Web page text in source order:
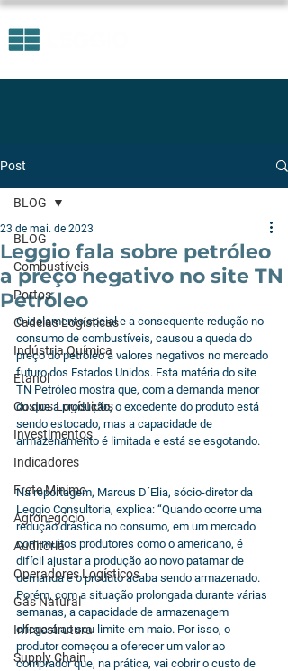
Post
BLOG
Combustíveis
Portos
Cadeias Logísticas
Indústria Química
Etanol
Custos Logísticos
Investimentos
Indicadores
Frete Mínimo
Agronegócio
Auditoria
Operadores Logísticos
Gás Natural
Infraestrutura
Supply Chain
BLOG
Leggio fala sobre petróleo
a preço negativo no site TN
Petróleo
23 de mai. de 2023
O isolamento social e a consequente redução no
consumo de combustíveis, causou a queda do
preço do petróleo a valores negativos no mercado
futuro dos Estados Unidos. Esta matéria do site
TN Petróleo mostra que, com a demanda menor
do que a produção, o excedente do produto está
sendo estocado, mas a capacidade de
armazenamento é limitada e está se esgotando.
Na reportagem, Marcus D´Elia, sócio-diretor da
Leggio Consultoria, explica: “Quando ocorre uma
redução drástica no consumo, em um mercado
com muitos produtores como o americano, é
difícil ajustar a produção ao novo patamar de
demanda e o produto acaba sendo armazenado.
Porém, com a situação prolongada durante várias
semanas, a capacidade de armazenagem
chegará ao seu limite em maio. Por isso, o
produtor começou a oferecer um valor ao
comprador que, na prática, vai cobrir o custo de